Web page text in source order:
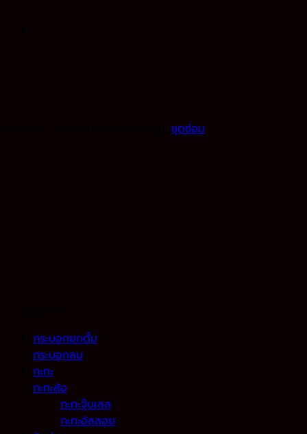
ชุดซ่อม
กระบอกยกดั้ม
กระบอกลม
กะทะ
กะทะล้อ
กะทะจุ๊บเลส
กะทะอัลลอย